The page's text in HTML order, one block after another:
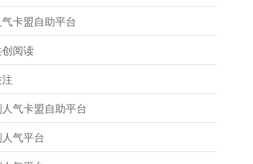
卡盟自助平台
阅读
气卡盟自助平台
气平台